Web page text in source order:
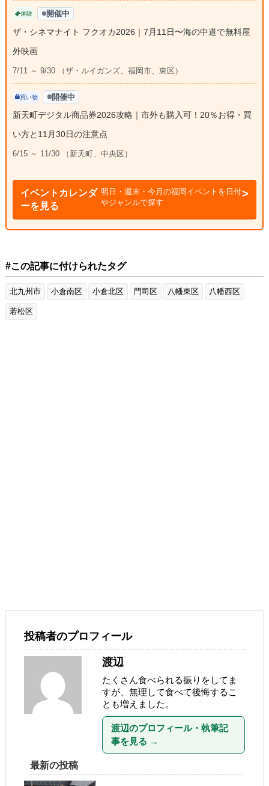
体験 開催中
ザ・シネマナイト フクオカ2026｜7月11日〜海の中道で無料屋
外映画
7/11 ～ 9/30 （ザ・ルイガンズ、福岡市、東区）
買い物 開催中
新天町デジタル商品券2026攻略｜市外も購入可！20％お得・買
い方と11月30日の注意点
6/15 ～ 11/30 （新天町、中央区）
イベントカレンダ
ーを見る
明日・週末・今月の福岡イベントを日付
やジャンルで探す
#この記事に付けられたタグ
北九州市 小倉南区 小倉北区 門司区 八幡東区 八幡西区
若松区
投稿者のプロフィール
渡辺
たくさん食べられる振りをしてま
すが、無理して食べて後悔するこ
とも増えました。
渡辺のプロフィール・執筆記
事を見る →
最新の投稿